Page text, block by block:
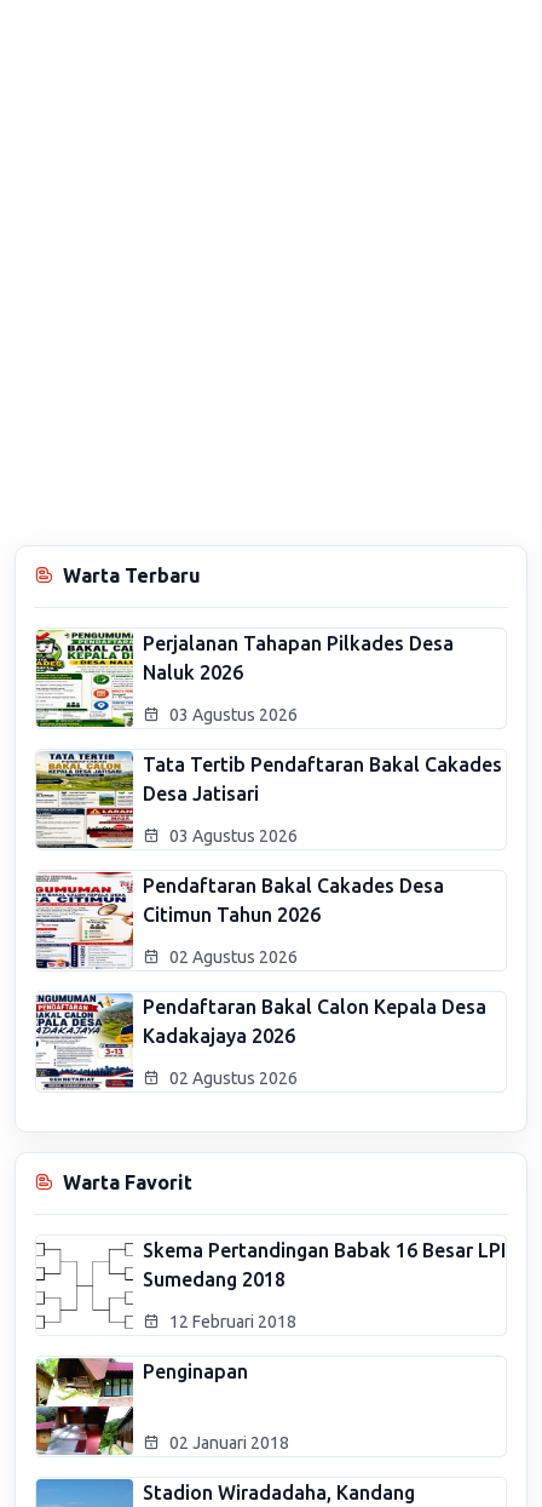
Warta Terbaru
Perjalanan Tahapan Pilkades Desa
Naluk 2026
03 Agustus 2026
Tata Tertib Pendaftaran Bakal Cakades
Desa Jatisari
03 Agustus 2026
Pendaftaran Bakal Cakades Desa
Citimun Tahun 2026
02 Agustus 2026
Pendaftaran Bakal Calon Kepala Desa
Kadakajaya 2026
02 Agustus 2026
Warta Favorit
Skema Pertandingan Babak 16 Besar LPI
Sumedang 2018
12 Februari 2018
Penginapan
02 Januari 2018
Stadion Wiradadaha, Kandang